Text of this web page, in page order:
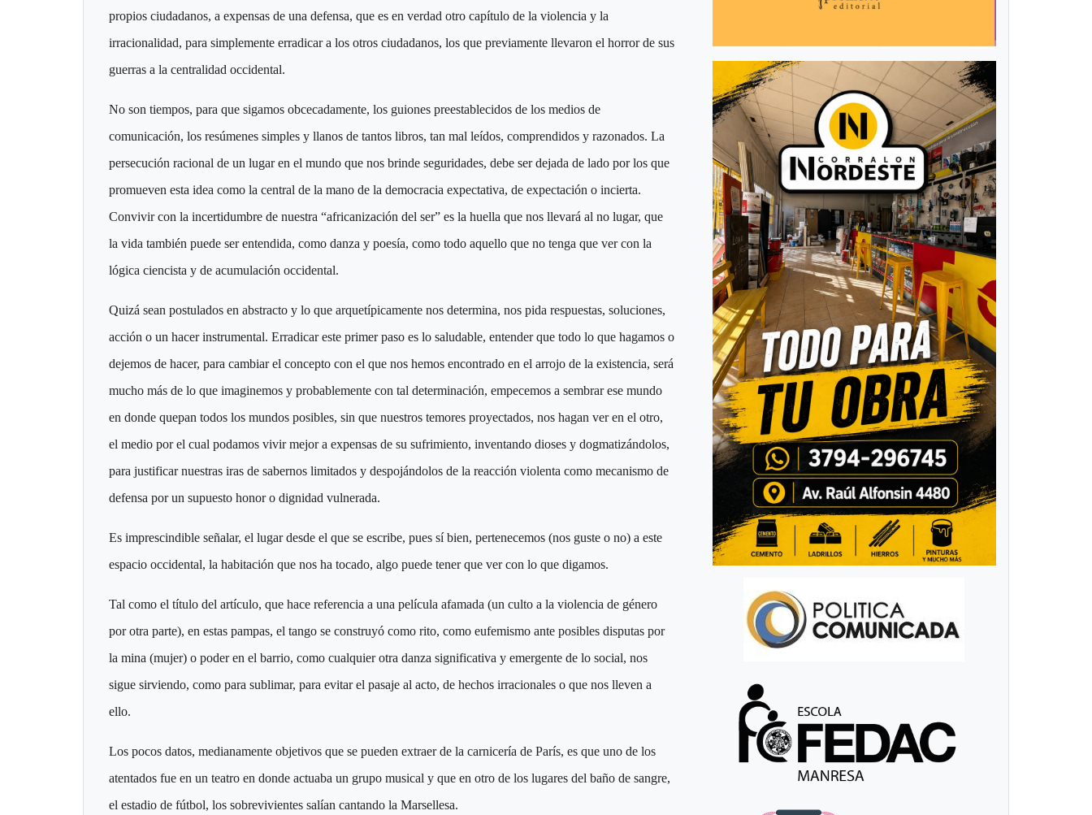
propios ciudadanos, a expensas de una defensa, que es en verdad otro capítulo de la violencia y la
irracionalidad, para simplemente erradicar a los otros ciudadanos, los que previamente llevaron el horror de sus
guerras a la centralidad occidental.
No son tiempos, para que sigamos obcecadamente, los guiones preestablecidos de los medios de
comunicación, los resúmenes simples y llanos de tantos libros, tan mal leídos, comprendidos y razonados. La
persecución racional de un lugar en el mundo que nos brinde seguridades, debe ser dejada de lado por los que
promueven esta idea como la central de la mano de la democracia expectativa, de expectación o incierta.
Convivir con la incertidumbre de nuestra “africanización del ser” es la huella que nos llevará al no lugar, que
la vida también puede ser entendida, como danza y poesía, como todo aquello que no tenga que ver con la
lógica ciencista y de acumulación occidental.
Quizá sean postulados en abstracto y lo que arquetípicamente nos determina, nos pida respuestas, soluciones,
acción o un hacer instrumental. Erradicar este primer paso es lo saludable, entender que todo lo que hagamos o
dejemos de hacer, para cambiar el concepto con el que nos hemos encontrado en el arrojo de la existencia, será
mucho más de lo que imaginemos y probablemente con tal determinación, empecemos a sembrar ese mundo
en donde quepan todos los mundos posibles, sin que nuestros temores proyectados, nos hagan ver en el otro,
el medio por el cual podamos vivir mejor a expensas de su sufrimiento, inventando dioses y dogmatizándolos,
para justificar nuestras iras de sabernos limitados y despojándolos de la reacción violenta como mecanismo de
defensa por un supuesto honor o dignidad vulnerada.
Es imprescindible señalar, el lugar desde el que se escribe, pues sí bien, pertenecemos (nos guste o no) a este
espacio occidental, la habitación que nos ha tocado, algo puede tener que ver con lo que digamos.
Tal como el título del artículo, que hace referencia a una película afamada (un culto a la violencia de género
por otra parte), en estas pampas, el tango se construyó como rito, como eufemismo ante posibles disputas por
la mina (mujer) o poder en el barrio, como cualquier otra danza significativa y emergente de lo social, nos
sigue sirviendo, como para sublimar, para evitar el pasaje al acto, de hechos irracionales o que nos lleven a
ello.
Los pocos datos, medianamente objetivos que se pueden extraer de la carnicería de París, es que uno de los
atentados fue en un teatro en donde actuaba un grupo musical y que en otro de los lugares del baño de sangre,
el estadio de fútbol, los sobrevivientes salían cantando la Marsellesa.